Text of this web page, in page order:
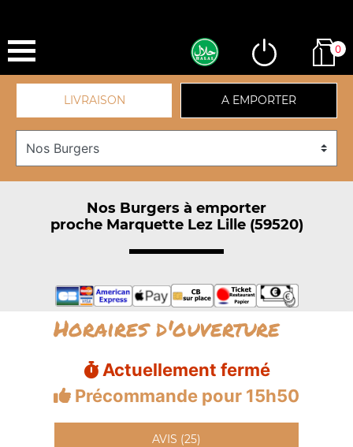
0
LIVRAISON A EMPORTER
Nos Burgers à emporter
proche Marquette Lez Lille (59520)
Horaires d'ouverture
Actuellement fermé
Précommande pour 15h50
AVIS (25)